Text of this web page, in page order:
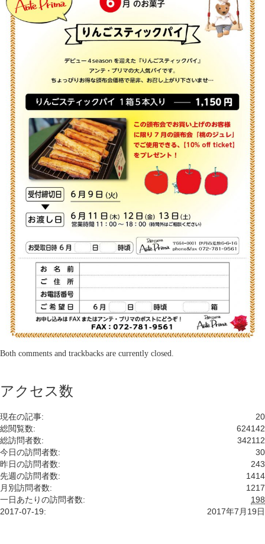
Both comments and trackbacks are currently closed.
アクセス数
20
現在の記事:
624142
総閲覧数:
342112
総訪問者数:
30
今日の訪問者数:
243
昨日の訪問者数:
1414
先週の訪問者数:
1217
月別訪問者数:
198
一日あたりの訪問者数:
2017年7月19日
2017-07-19: